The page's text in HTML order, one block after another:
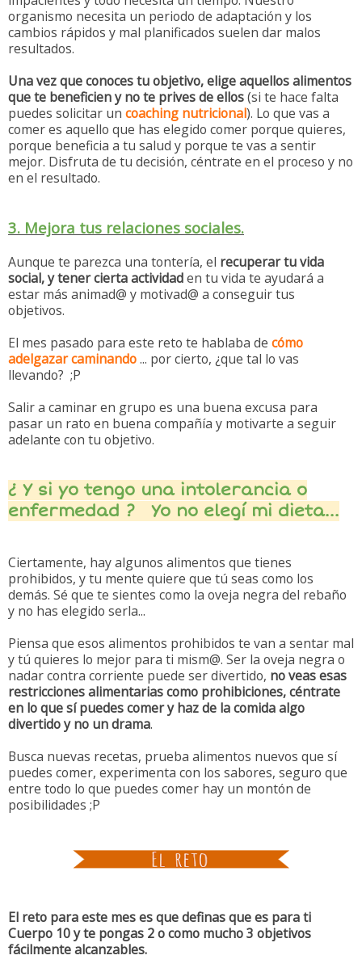
organismo necesita un periodo de adaptación y los
cambios rápidos y mal planificados suelen dar malos
resultados.
Una vez que conoces tu objetivo,elige aquellos alimentos
que te beneficien y no te prives de ellos(si te hace falta
puedes solicitar un coaching nutricional). Lo que vas a
comer es aquello que has elegido comer porque quieres,
porque beneficia a tu salud y porque te vas a sentir
mejor. Disfruta de tu decisión, céntrate en el proceso y no
en el resultado.
3. Mejora tus relaciones sociales.
Aunque te parezca una tontería, el recuperar tu vida
social, y tener cierta actividaden tu vida te ayudará a
estar más animad@ y motivad@ a conseguir tus
objetivos.
El mes pasado para este reto te hablaba de cómo
adelgazar caminando... por cierto, ¿que tal lo vas
llevando? ;P
Salir a caminar en grupo es una buena excusa para
pasar un rato en buena compañía y motivarte a seguir
adelante con tu objetivo.
¿ Y si yo tengo una intolerancia o
enfermedad ? Yo no elegí mi dieta...
Ciertamente, hay algunos alimentos que tienes
prohibidos, y tu mente quiere que tú seas como los
demás. Sé que te sientes como la oveja negra del rebaño
y no has elegido serla...
Piensa que esos alimentos prohibidos te van a sentar mal
y tú quieres lo mejor para ti mism@. Ser la oveja negra o
nadar contra corriente puede ser divertido, no veas esas
restricciones alimentarias como prohibiciones, céntrate
en lo que sí puedes comer y haz de la comida algo
divertido y no un drama.
Busca nuevas recetas, prueba alimentos nuevos que sí
puedes comer, experimenta con los sabores, seguro que
entre todo lo que puedes comer hay un montón de
posibilidades ;P
El reto para este mes es que definas que es para ti
Cuerpo 10 y te pongas 2 o como mucho 3 objetivos
fácilmente alcanzables.